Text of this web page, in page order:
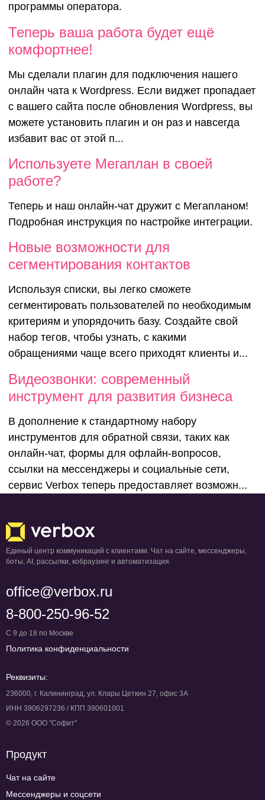
программы оператора.
Теперь ваша
работа
комфортнее!
Теперь ваша работа будет ещё
комфортнее!
Мы сделали плагин для подключения нашего
онлайн чата к Wordpress. Если виджет пропадает
с вашего сайта после обновления Wordpress, вы
можете установить плагин и он раз и навсегда
избавит вас от этой п...
Мегаплан в
работе?
Используете Мегаплан в своей
работе?
Теперь и наш онлайн-чат дружит с Мегапланом!
Подробная инструкция по настройке интеграции.
Новые возможности для
сегментирования контактов
Используя списки, вы легко сможете
сегментировать пользователей по необходимым
критериям и упорядочить базу. Создайте свой
набор тегов, чтобы узнать, с какими
обращениями чаще всего приходят клиенты и...
Видеозвонки: современный
инструмент для развития бизнеса
В дополнение к стандартному набору
инструментов для обратной связи, таких как
онлайн-чат, формы для офлайн-вопросов,
ссылки на мессенджеры и социальные сети,
сервис Verbox теперь предоставляет возможн...
Единый центр коммуникаций с клиентами. Чат на сайте, мессенджеры,
боты, AI, рассылки, кобраузинг и автоматизация.
office@verbox.ru
8-800-250-96-52
С 9 до 18 по Москве
Политика конфиденциальности
Реквизиты:
236000, г. Калининград, ул. Клары Цеткин 27, офис 3А
ИНН 3906297236 / КПП 390601001
© 2026 ООО "Софит"
Продукт
Чат на сайте
Мессенджеры и соцсети